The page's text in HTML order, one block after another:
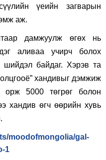
үеийн загварын
аж.
дамжуулж өгөх нь
аливаа учирч болох
шийдэл байдаг. Хэрэв та
хандивыг дэмжиж
орж 5000 төгрөг болон
хандив өгч өөрийн хувь
moodofmongolia/gal-
1